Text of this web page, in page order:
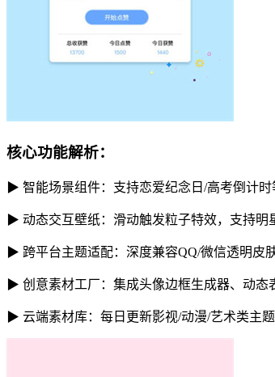
核心功能解析：
▶ 智能场景组件：支持恋爱纪念日/高考倒计
▶ 动态交互壁纸：滑动触发粒子特效，支持明
▶ 跨平台主题适配：深度兼容QQ/微信透明皮
▶ 创意素材工厂：集成头像边框生成器、动态
▶ 云端素材库：每日更新影视/动漫/艺术类主